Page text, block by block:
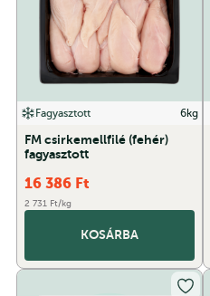
Fagyasztott 6kg
FM csirkemellfilé (fehér)
fagyasztott
16 386 Ft
2 731 Ft/kg
KOSÁRBA